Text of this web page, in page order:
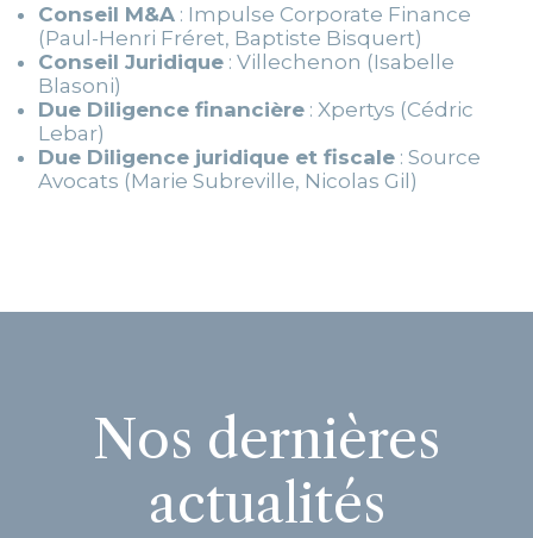
Conseil M&A : Impulse Corporate Finance
(Paul-Henri Fréret, Baptiste Bisquert)
Conseil Juridique : Villechenon (Isabelle
Blasoni)
Due Diligence financière : Xpertys (Cédric
Lebar)
Due Diligence juridique et fiscale : Source
Avocats (Marie Subreville, Nicolas Gil)
Nos dernières
actualités